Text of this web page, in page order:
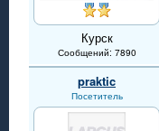
Курск
Сообщений: 7890
praktic
Посетитель